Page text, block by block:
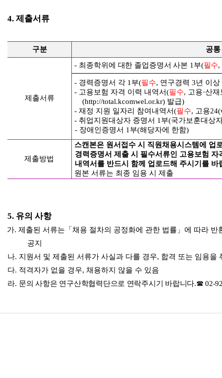
4. 제출서류
구분 공통
제출서류
- 최종학위에 대한 졸업증명서 사본 1 부(필수,
- 경력증명서 각 1 부(필수, 연구경력3년 이
- 고용보험 자격 이력 내역서(필수, 고용·산재
(http://total.kcomwel.or.kr) 발급)
-재정 지원 일자리 참여내역서(필수, 고용
- 취업지원대상자 증명서 1 부(국가보훈대상
- 장애인증명서 1 부(해당자에 한함)
제출방법
스캔본은 원서접수 시 직원채용시스템에 업
경력증명서 제출 시 필수서류인 고용보험 자
내역서를 반드시 함께 업로드해 주시기를 바
원본 서류는 최종 임용 시 제출
5. 유의 사항
가.제출된 서류는 「 채용 절차의 공정화에 관한 법률 」에 따라 반
공지
나. 지원서 및 제출된 서류가 사실과 다를 경우, 합격 또는 임용을
다. 적격자가 없을 경우, 채용하지 않을 수 있음
라. 문의 사항은 연구산학협력단으로 연락주시기 바랍니다.☎02-